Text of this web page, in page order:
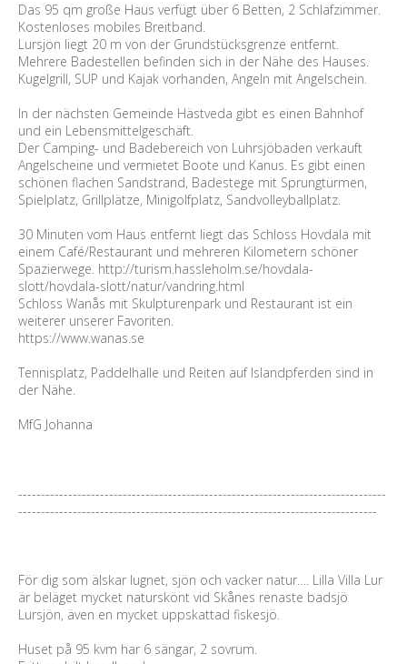
Das 95 qm große Haus verfügt über 6 Betten, 2 Schlafzimmer.
Kostenloses mobiles Breitband.
Lursjön liegt 20 m von der Grundstücksgrenze entfernt.
Mehrere Badestellen befinden sich in der Nähe des Hauses.
Kugelgrill, SUP und Kajak vorhanden, Angeln mit Angelschein.
In der nächsten Gemeinde Hästveda gibt es einen Bahnhof
und ein Lebensmittelgeschäft.
Der Camping- und Badebereich von Luhrsjöbaden verkauft
Angelscheine und vermietet Boote und Kanus. Es gibt einen
schönen flachen Sandstrand, Badestege mit Sprungtürmen,
Spielplatz, Grillplätze, Minigolfplatz, Sandvolleyballplatz.
30 Minuten vom Haus entfernt liegt das Schloss Hovdala mit
einem Café/Restaurant und mehreren Kilometern schöner
Spazierwege. http://turism.hassleholm.se/hovdala-
slott/hovdala-slott/natur/vandring.html
Schloss Wanås mit Skulpturenpark und Restaurant ist ein
weiterer unserer Favoriten.
https://www.wanas.se
Tennisplatz, Paddelhalle und Reiten auf Islandpferden sind in
der Nähe.
MfG Johanna
---------------------------------------------------------------------------------
-------------------------------------------------------------------------------
För dig som älskar lugnet, sjön och vacker natur…. Lilla Villa Lur
är beläget mycket naturskönt vid Skånes renaste badsjö
Lursjön, även en mycket uppskattad fiskesjö.
Huset på 95 kvm har 6 sängar, 2 sovrum.